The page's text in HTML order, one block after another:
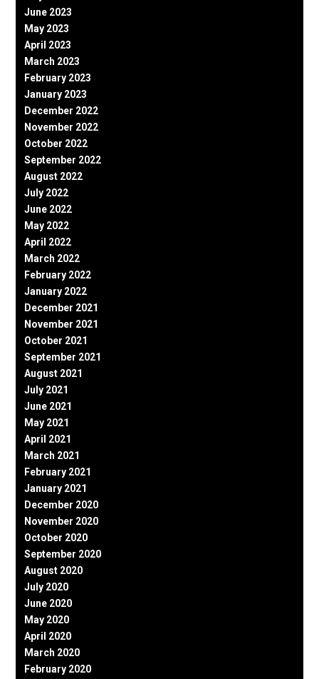
June 2023
May 2023
April 2023
March 2023
February 2023
January 2023
December 2022
November 2022
October 2022
September 2022
August 2022
July 2022
June 2022
May 2022
April 2022
March 2022
February 2022
January 2022
December 2021
November 2021
October 2021
September 2021
August 2021
July 2021
June 2021
May 2021
April 2021
March 2021
February 2021
January 2021
December 2020
November 2020
October 2020
September 2020
August 2020
July 2020
June 2020
May 2020
April 2020
March 2020
February 2020